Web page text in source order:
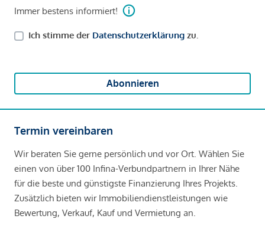
Immer bestens informiert!
Ich stimme der Datenschutzerklärung zu.
Abonnieren
Termin vereinbaren
Wir beraten Sie gerne persönlich und vor Ort. Wählen Sie
einen von über 100 Infina-Verbundpartnern in Ihrer Nähe
für die beste und günstigste Finanzierung Ihres Projekts.
Zusätzlich bieten wir Immobiliendienstleistungen wie
Bewertung, Verkauf, Kauf und Vermietung an.